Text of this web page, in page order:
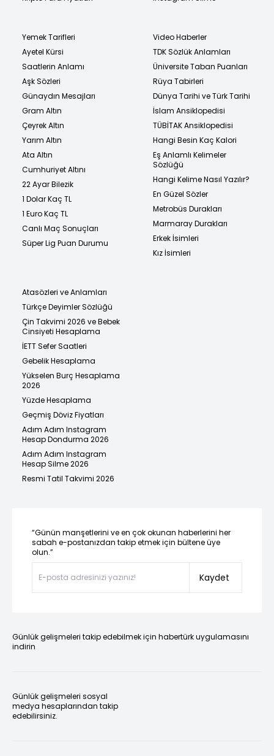
Yemek Tarifleri
Ayetel Kürsi
Saatlerin Anlamı
Aşk Sözleri
Günaydın Mesajları
Gram Altın
Çeyrek Altın
Yarım Altın
Ata Altın
Cumhuriyet Altını
22 Ayar Bilezik
1 Dolar Kaç TL
1 Euro Kaç TL
Canlı Maç Sonuçları
Süper Lig Puan Durumu
Video Haberler
TDK Sözlük Anlamları
Üniversite Taban Puanları
Rüya Tabirleri
Dünya Tarihi ve Türk Tarihi
İslam Ansiklopedisi
TÜBİTAK Ansiklopedisi
Hangi Besin Kaç Kalori
Eş Anlamlı Kelimeler
Sözlüğü
Hangi Kelime Nasıl Yazılır?
En Güzel Sözler
Metrobüs Durakları
Marmaray Durakları
Erkek İsimleri
Kız İsimleri
Atasözleri ve Anlamları
Türkçe Deyimler Sözlüğü
Çin Takvimi 2026 ve Bebek
Cinsiyeti Hesaplama
İETT Sefer Saatleri
Gebelik Hesaplama
Yükselen Burç Hesaplama
2026
Yüzde Hesaplama
Geçmiş Döviz Fiyatları
Adım Adım Instagram
Hesap Dondurma 2026
Adım Adım Instagram
Hesap Silme 2026
Resmi Tatil Takvimi 2026
“Günün manşetlerini ve en çok okunan haberlerini her
sabah e-postanızdan takip etmek için bültene üye
olun.”
Kaydet
Günlük gelişmeleri takip edebilmek için habertürk uygulamasını
indirin
Günlük gelişmeleri sosyal
medya hesaplarından takip
edebilirsiniz.